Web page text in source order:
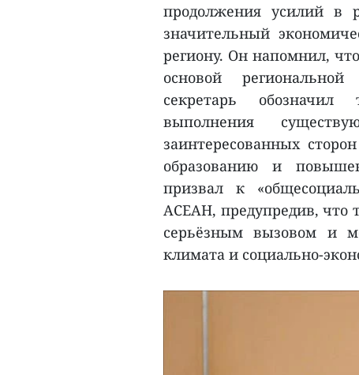
продолжения усилий в
значительный
региону. Он напомнил, что
основой
секретарь
выполнения
заинтересованных
образованию и
призвал к
АСЕАН, предупредив, что
серьёзным вызовом и
климата и социально-